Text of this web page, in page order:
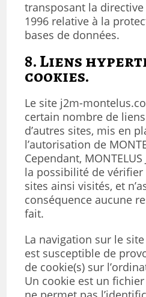
transposant la
1996 relative à la
bases de données.
8. Liens
cookies.
Le site j2m-
certain nombre de
d’autres sites, mis en
l’autorisation de
Cependant, MONTELUS
la possibilité de vérifier
sites ainsi visités, et
conséquence aucune
fait.
La navigation sur le
est susceptible de
de cookie(s) sur
Un cookie est un